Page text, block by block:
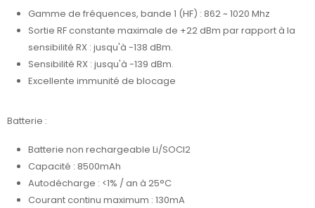
Gamme de fréquences, bande 1 (HF) : 862 ~ 1020 Mhz
Sortie RF constante maximale de +22 dBm par rapport à la
sensibilité RX : jusqu'à -138 dBm.
Sensibilité RX : jusqu'à -139 dBm.
Excellente immunité de blocage
Batterie :
Batterie non rechargeable Li/SOCI2
Capacité : 8500mAh
Autodécharge : <1% / an à 25°C
Courant continu maximum : 130mA